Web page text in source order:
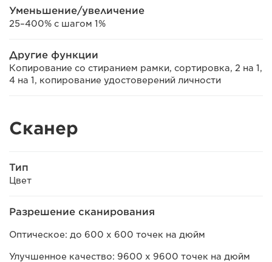
Уменьшение/увеличение
25–400% с шагом 1%
Другие функции
Копирование со стиранием рамки, сортировка, 2 на 1,
4 на 1, копирование удостоверений личности
Сканер
Тип
Цвет
Разрешение сканирования
Оптическое: до 600 x 600 точек на дюйм
Улучшенное качество: 9600 x 9600 точек на дюйм